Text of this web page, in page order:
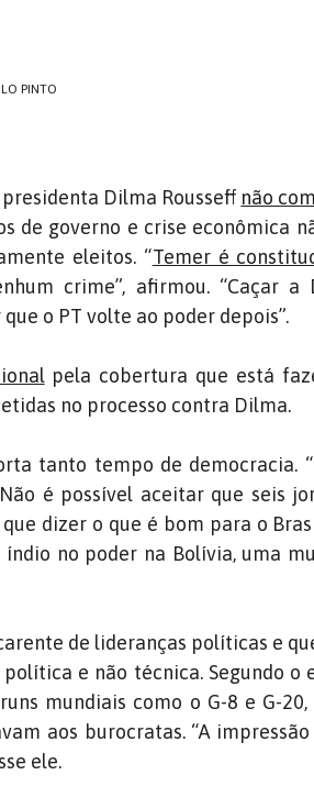
PINTO
Dilma Rousseff não
de governo e crise econômica
eleitos. “Temer é
crime”, afirmou. “Caçar a
o PT volte ao poder depois”.
pela cobertura que está
no processo contra Dilma.
tanto tempo de democracia.
é possível aceitar que seis
dizer o que é bom para o
no poder na Bolívia, uma
de lideranças políticas e
e não técnica. Segundo o
mundiais como o G-8 e G-
aos burocratas. “A
ele.